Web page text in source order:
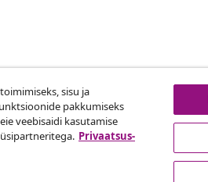
sisu ja
pakkumiseks
veebisaidi kasutamise
Privaatsus-